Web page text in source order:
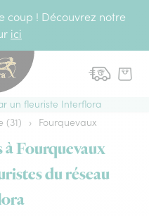
coup ! Découvrez notre
ici
un fleuriste Interflora
(31) › Fourquevaux
Fourquevaux
du réseau